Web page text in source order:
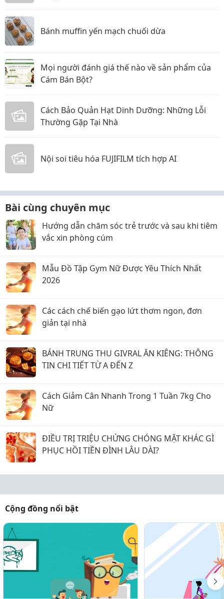
Bánh muffin yến mạch chuối dừa
Mọi người đánh giá thế nào về sản phẩm của
Cám Bán Bột?
Cách Bảo Quản Hạt Dinh Dưỡng: Những Lỗi
Thường Gặp Tại Nhà
Nội soi tiêu hóa FUJIFILM tích hợp AI
Bài cùng chuyên mục
Hướng dẫn chăm sóc trẻ trước và sau khi tiêm
vắc xin phòng cúm
Mẫu Đồ Tập Gym Nữ Được Yêu Thích Nhất
2026
Các cách chế biến gạo lứt thơm ngon, đơn
giản tại nhà
BÁNH TRUNG THU GIVRAL ĂN KIÊNG: THÔNG
TIN CHI TIẾT TỪ A ĐẾN Z
Cách Giảm Cân Nhanh Trong 1 Tuần 7kg Cho
Nữ
ĐIỀU TRỊ TRIỆU CHỨNG CHÓNG MẶT KHÁC GÌ
PHỤC HỒI TIỀN ĐÌNH LÂU DÀI?
Cộng đồng nổi bật